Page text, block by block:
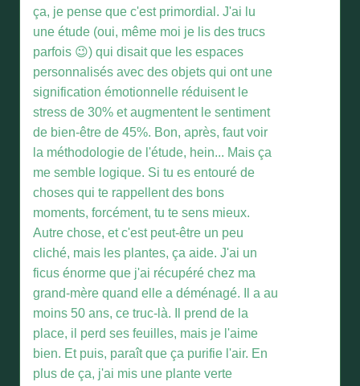
ça, je pense que c'est primordial. J'ai lu
une étude (oui, même moi je lis des trucs
parfois 😉) qui disait que les espaces
personnalisés avec des objets qui ont une
signification émotionnelle réduisent le
stress de 30% et augmentent le sentiment
de bien-être de 45%. Bon, après, faut voir
la méthodologie de l'étude, hein... Mais ça
me semble logique. Si tu es entouré de
choses qui te rappellent des bons
moments, forcément, tu te sens mieux.
Autre chose, et c'est peut-être un peu
cliché, mais les plantes, ça aide. J'ai un
ficus énorme que j'ai récupéré chez ma
grand-mère quand elle a déménagé. Il a au
moins 50 ans, ce truc-là. Il prend de la
place, il perd ses feuilles, mais je l'aime
bien. Et puis, paraît que ça purifie l'air. En
plus de ça, j'ai mis une plante verte